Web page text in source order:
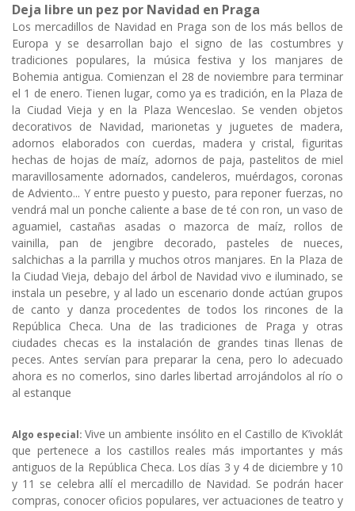
Deja libre un pez por Navidad en Praga
Los mercadillos de Navidad en Praga son de los más bellos de
Europa y se desarrollan bajo el signo de las costumbres y
tradiciones populares, la música festiva y los manjares de
Bohemia antigua. Comienzan el 28 de noviembre para terminar
el 1 de enero. Tienen lugar, como ya es tradición, en la Plaza de
la Ciudad Vieja y en la Plaza Wenceslao. Se venden objetos
decorativos de Navidad, marionetas y juguetes de madera,
adornos elaborados con cuerdas, madera y cristal, figuritas
hechas de hojas de maíz, adornos de paja, pastelitos de miel
maravillosamente adornados, candeleros, muérdagos, coronas
de Adviento... Y entre puesto y puesto, para reponer fuerzas, no
vendrá mal un ponche caliente a base de té con ron, un vaso de
aguamiel, castañas asadas o mazorca de maíz, rollos de
vainilla, pan de jengibre decorado, pasteles de nueces,
salchichas a la parrilla y muchos otros manjares. En la Plaza de
la Ciudad Vieja, debajo del árbol de Navidad vivo e iluminado, se
instala un pesebre, y al lado un escenario donde actúan grupos
de canto y danza procedentes de todos los rincones de la
República Checa. Una de las tradiciones de Praga y otras
ciudades checas es la instalación de grandes tinas llenas de
peces. Antes servían para preparar la cena, pero lo adecuado
ahora es no comerlos, sino darles libertad arrojándolos al río o
al estanque
Algo especial:Vive un ambiente insólito en el Castillo de K’ivoklát
que pertenece a los castillos reales más importantes y más
antiguos de la República Checa. Los días 3 y 4 de diciembre y 10
y 11 se celebra allí el mercadillo de Navidad. Se podrán hacer
compras, conocer oficios populares, ver actuaciones de teatro y